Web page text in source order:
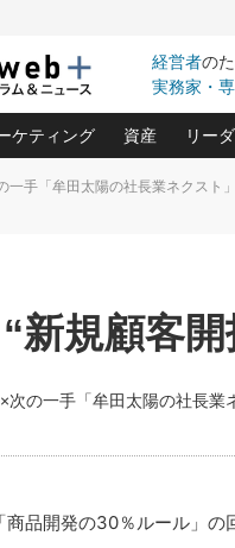
経営者の
実務家・
間
2026.08.5
位づくり」戦略(96)
る「業務改善」横田尚哉氏(5)
ビジネス・クリニック(240)
人を大切にしながら利益を上
入門(3)
港ビジネス成功法(10)
ケティング
ングセラーの玉手箱(9)
(5)
資産
中国経済の最
事業承継の
会社と社長の
リー
ピョ
朝礼
社長
一手「牟田太陽の社長業ネクスト」
新規顧客
次の一手「牟田太陽の社長業
「商品開発の30％ルール」